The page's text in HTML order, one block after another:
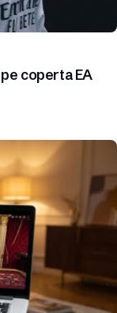
coperta EA